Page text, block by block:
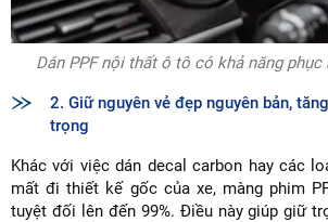
Dán PPF nội thất ô tô có khả năng
2. Giữ nguyên vẻ đẹp nguyên bản,
trọng
Khác với việc dán decal carbon hay các
mất đi thiết kế gốc của xe, màng phim
tuyệt đối lên đến 99%. Điều này giúp giữ